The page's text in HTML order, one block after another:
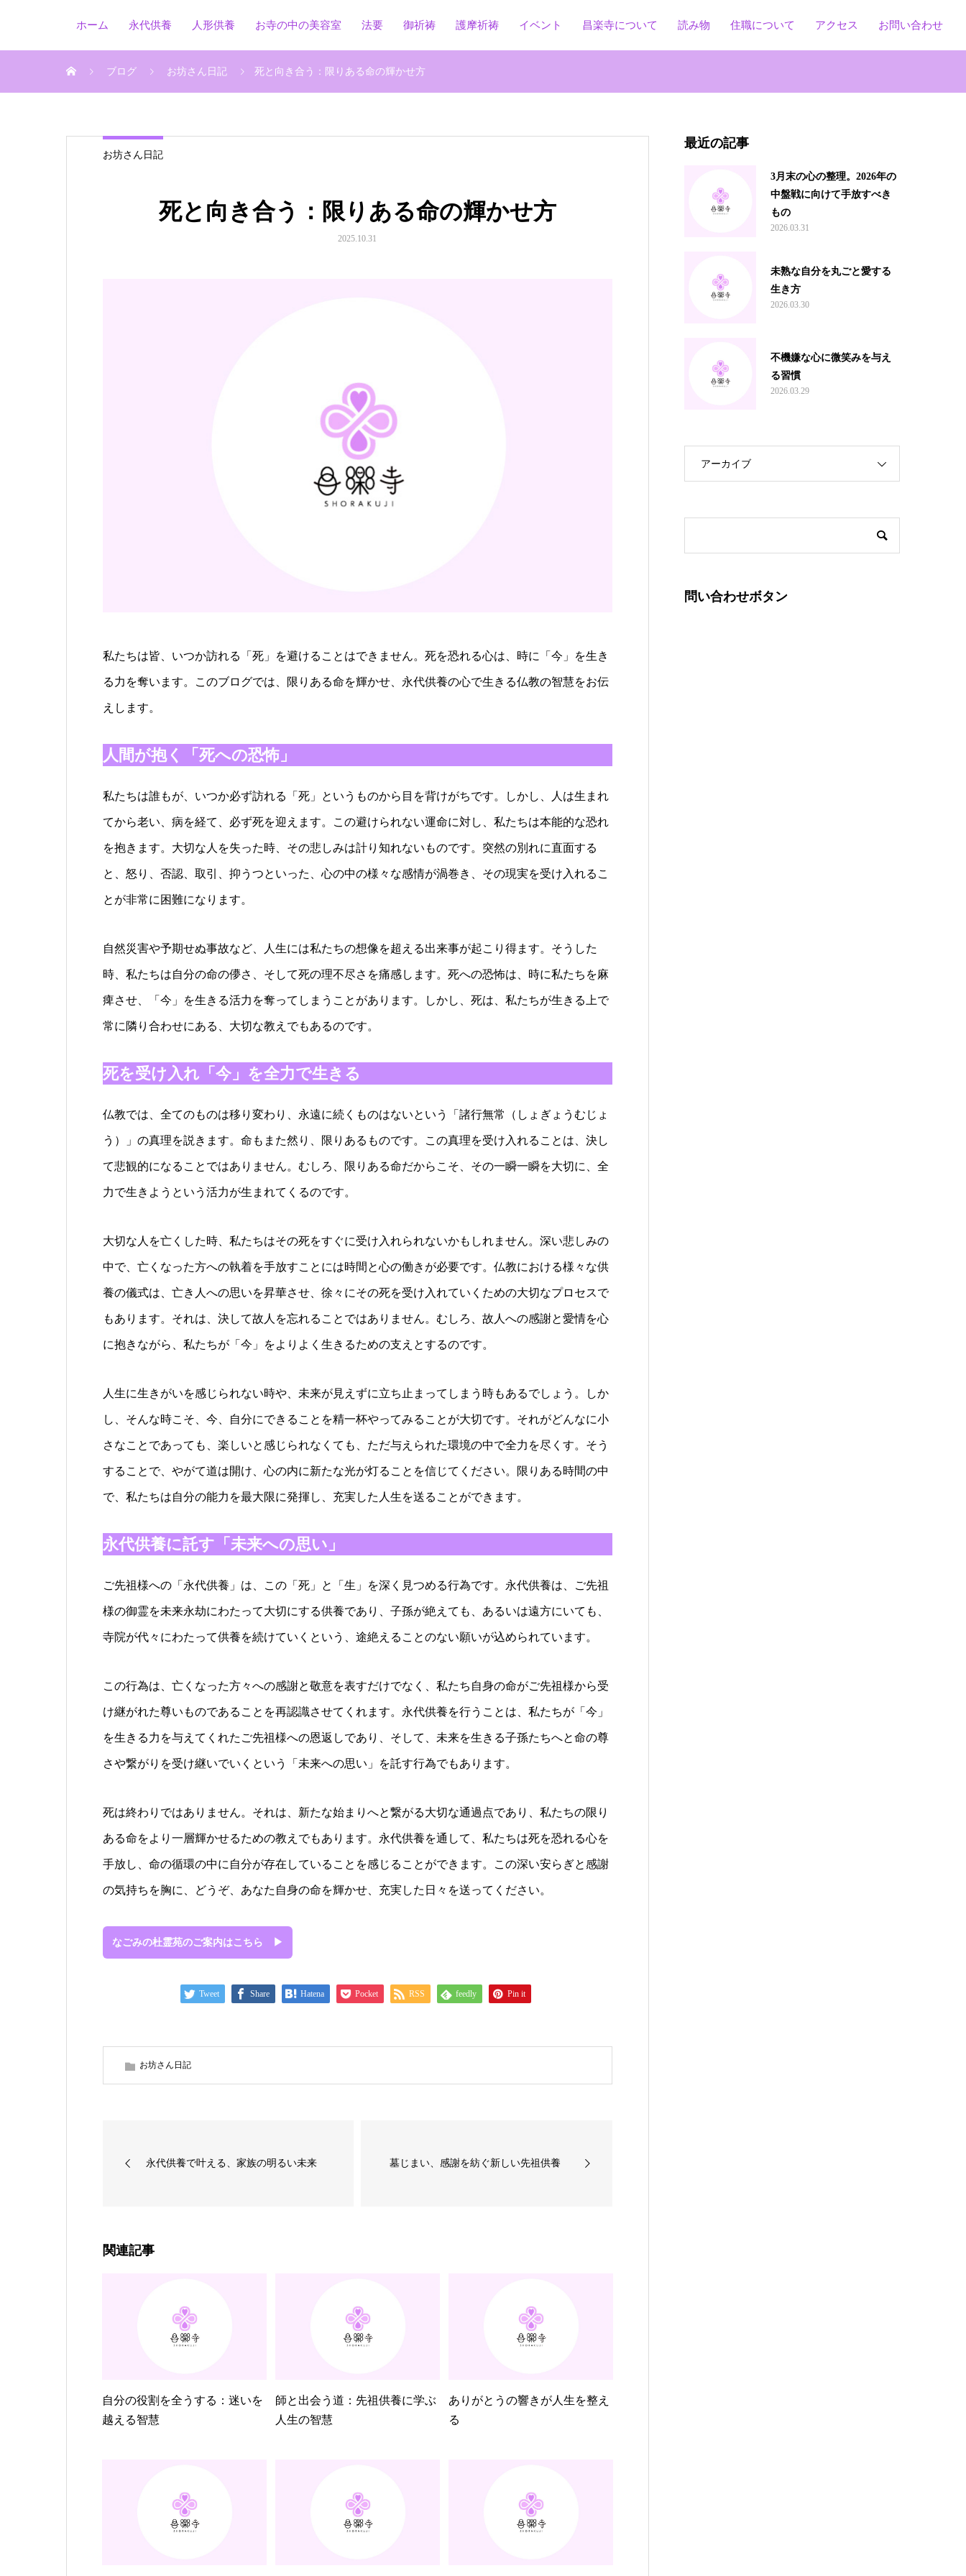
ホーム 永代供養 人形供養 お寺の中の美容室 法要 御祈祷 護摩祈祷 イベント 昌楽寺について 読み物 住職について アクセス お問い合わせ
ブログ お坊さん日記 死と向き合う：限りある命の輝かせ方
お坊さん日記
死と向き合う：限りある命の輝かせ方
2025.10.31
私たちは皆、いつか訪れる「死」を避けることはできません。死を恐れる心は、時に「今」を生き
る力を奪います。このブログでは、限りある命を輝かせ、永代供養の心で生きる仏教の智慧をお伝
えします。
人間が抱く「死への恐怖」
私たちは誰もが、いつか必ず訪れる「死」というものから目を背けがちです。しかし、人は生まれ
てから老い、病を経て、必ず死を迎えます。この避けられない運命に対し、私たちは本能的な恐れ
を抱きます。大切な人を失った時、その悲しみは計り知れないものです。突然の別れに直面する
と、怒り、否認、取引、抑うつといった、心の中の様々な感情が渦巻き、その現実を受け入れるこ
とが非常に困難になります。
自然災害や予期せぬ事故など、人生には私たちの想像を超える出来事が起こり得ます。そうした
時、私たちは自分の命の儚さ、そして死の理不尽さを痛感します。死への恐怖は、時に私たちを麻
痺させ、「今」を生きる活力を奪ってしまうことがあります。しかし、死は、私たちが生きる上で
常に隣り合わせにある、大切な教えでもあるのです。
死を受け入れ「今」を全力で生きる
仏教では、全てのものは移り変わり、永遠に続くものはないという「諸行無常（しょぎょうむじょ
う）」の真理を説きます。命もまた然り、限りあるものです。この真理を受け入れることは、決し
て悲観的になることではありません。むしろ、限りある命だからこそ、その一瞬一瞬を大切に、全
力で生きようという活力が生まれてくるのです。
大切な人を亡くした時、私たちはその死をすぐに受け入れられないかもしれません。深い悲しみの
中で、亡くなった方への執着を手放すことには時間と心の働きが必要です。仏教における様々な供
養の儀式は、亡き人への思いを昇華させ、徐々にその死を受け入れていくための大切なプロセスで
もあります。それは、決して故人を忘れることではありません。むしろ、故人への感謝と愛情を心
に抱きながら、私たちが「今」をよりよく生きるための支えとするのです。
人生に生きがいを感じられない時や、未来が見えずに立ち止まってしまう時もあるでしょう。しか
し、そんな時こそ、今、自分にできることを精一杯やってみることが大切です。それがどんなに小
さなことであっても、楽しいと感じられなくても、ただ与えられた環境の中で全力を尽くす。そう
することで、やがて道は開け、心の内に新たな光が灯ることを信じてください。限りある時間の中
で、私たちは自分の能力を最大限に発揮し、充実した人生を送ることができます。
永代供養に託す「未来への思い」
ご先祖様への「永代供養」は、この「死」と「生」を深く見つめる行為です。永代供養は、ご先祖
様の御霊を未来永劫にわたって大切にする供養であり、子孫が絶えても、あるいは遠方にいても、
寺院が代々にわたって供養を続けていくという、途絶えることのない願いが込められています。
この行為は、亡くなった方々への感謝と敬意を表すだけでなく、私たち自身の命がご先祖様から受
け継がれた尊いものであることを再認識させてくれます。永代供養を行うことは、私たちが「今」
を生きる力を与えてくれたご先祖様への恩返しであり、そして、未来を生きる子孫たちへと命の尊
さや繋がりを受け継いでいくという「未来への思い」を託す行為でもあります。
死は終わりではありません。それは、新たな始まりへと繋がる大切な通過点であり、私たちの限り
ある命をより一層輝かせるための教えでもあります。永代供養を通して、私たちは死を恐れる心を
手放し、命の循環の中に自分が存在していることを感じることができます。この深い安らぎと感謝
の気持ちを胸に、どうぞ、あなた自身の命を輝かせ、充実した日々を送ってください。
なごみの杜霊苑のご案内はこちら ▶
Tweet Share Hatena Pocket RSS feedly Pin it
お坊さん日記
永代供養で叶える、家族の明るい未来 墓じまい、感謝を紡ぐ新しい先祖供養
関連記事
自分の役割を全うする：迷いを
越える智慧
師と出会う道：先祖供養に学ぶ
人生の智慧
ありがとうの響きが人生を整え
る
最近の記事
3月末の心の整理。2026年の
中盤戦に向けて手放すべき
もの
2026.03.31
未熟な自分を丸ごと愛する
生き方
2026.03.30
不機嫌な心に微笑みを与え
る習慣
2026.03.29
アーカイブ
問い合わせボタン